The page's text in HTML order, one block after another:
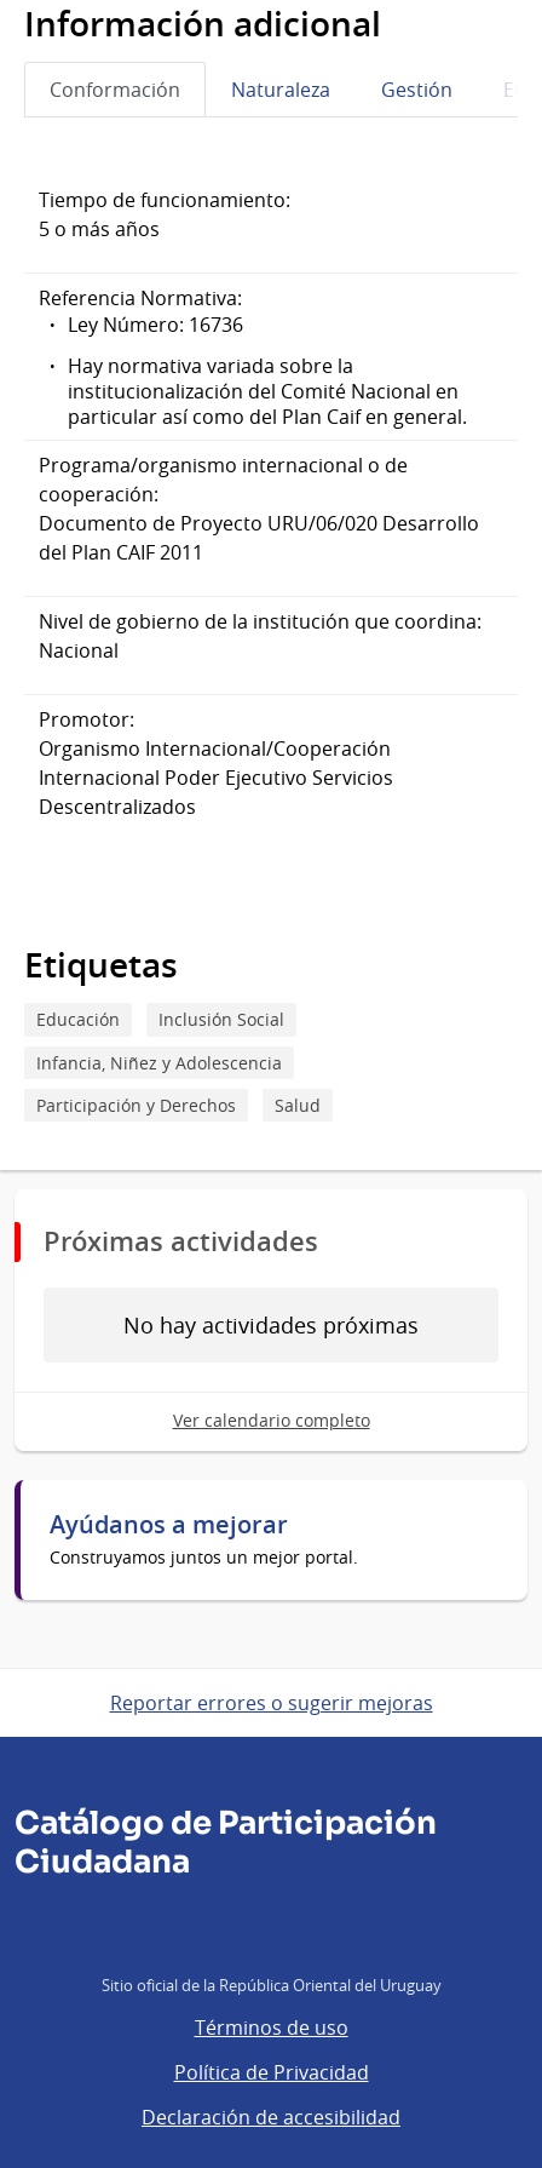
Información adicional
Conformación Naturaleza Gestión
Tiempo de funcionamiento:
5 o más años
Referencia Normativa:
Ley Número: 16736
Hay normativa variada sobre la
institucionalización del Comité Nacional en
particular así como del Plan Caif en general.
Programa/organismo internacional o de
cooperación:
Documento de Proyecto URU/06/020 Desarrollo
del Plan CAIF 2011
Nivel de gobierno de la institución que coordina:
Nacional
Promotor:
Organismo Internacional/Cooperación
Internacional Poder Ejecutivo Servicios
Descentralizados
Etiquetas
Educación
Inclusión Social
Infancia, Niñez y Adolescencia
Participación y Derechos
Salud
Próximas actividades
No hay actividades próximas
Ver calendario completo
Ayúdanos a mejorar
Construyamos juntos un mejor portal.
Reportar errores o sugerir mejoras
Catálogo de Participación
Ciudadana
Sitio oficial de la República Oriental del Uruguay
Términos de uso
Política de Privacidad
Declaración de accesibilidad